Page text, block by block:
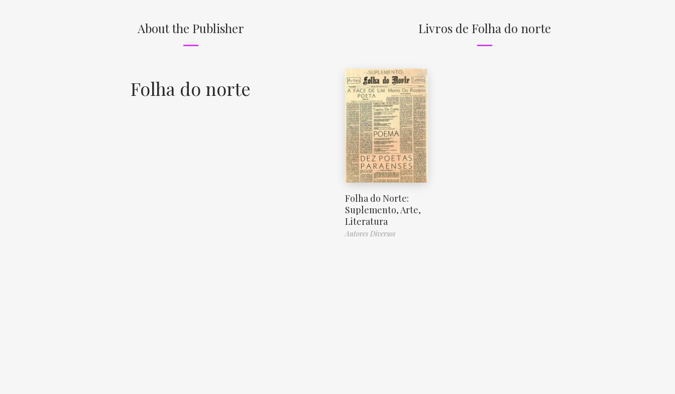
About the Publisher
Folha do norte
Livros de Folha do norte
Folha do Norte:
Suplemento, Arte,
Literatura
Autores Diversos